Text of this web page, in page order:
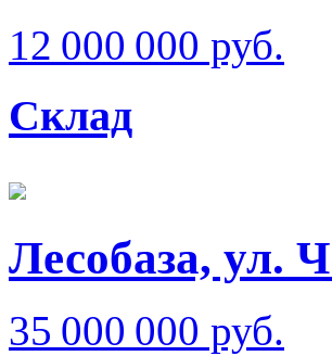
12 000 000 руб.
Склад
Лесобаза, ул.
35 000 000 руб.